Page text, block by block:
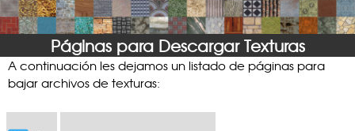
Páginas para Descargar Texturas
A continuación les dejamos un listado de páginas para
bajar archivos de texturas: